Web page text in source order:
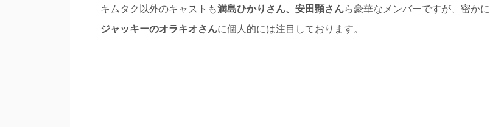
キムタク以外のキャストも満島ひかりさん、安田顕さんら豪華なメンバーですが、密かに
ジャッキーのオラキオさんに個人的には注目しております。